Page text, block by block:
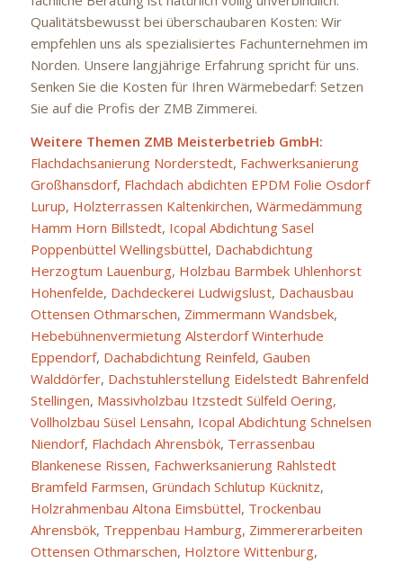
Qualitätsbewusst bei überschaubaren Kosten: Wir
empfehlen uns als spezialisiertes Fachunternehmen im
Norden. Unsere langjährige Erfahrung spricht für uns.
Senken Sie die Kosten für Ihren Wärmebedarf: Setzen
Sie auf die Profis der ZMB Zimmerei.
Weitere Themen ZMB Meisterbetrieb GmbH:
Flachdachsanierung Norderstedt, Fachwerksanierung
Großhansdorf, Flachdach abdichten EPDM Folie Osdorf
Lurup, Holzterrassen Kaltenkirchen, Wärmedämmung
Hamm Horn Billstedt, Icopal Abdichtung Sasel
Poppenbüttel Wellingsbüttel, Dachabdichtung
Herzogtum Lauenburg, Holzbau Barmbek Uhlenhorst
Hohenfelde, Dachdeckerei Ludwigslust, Dachausbau
Ottensen Othmarschen, Zimmermann Wandsbek,
Hebebühnenvermietung Alsterdorf Winterhude
Eppendorf, Dachabdichtung Reinfeld, Gauben
Walddörfer, Dachstuhlerstellung Eidelstedt Bahrenfeld
Stellingen, Massivholzbau Itzstedt Sülfeld Oering,
Vollholzbau Süsel Lensahn, Icopal Abdichtung Schnelsen
Niendorf, Flachdach Ahrensbök, Terrassenbau
Blankenese Rissen, Fachwerksanierung Rahlstedt
Bramfeld Farmsen, Gründach Schlutup Kücknitz,
Holzrahmenbau Altona Eimsbüttel, Trockenbau
Ahrensbök, Treppenbau Hamburg, Zimmererarbeiten
Ottensen Othmarschen, Holztore Wittenburg,